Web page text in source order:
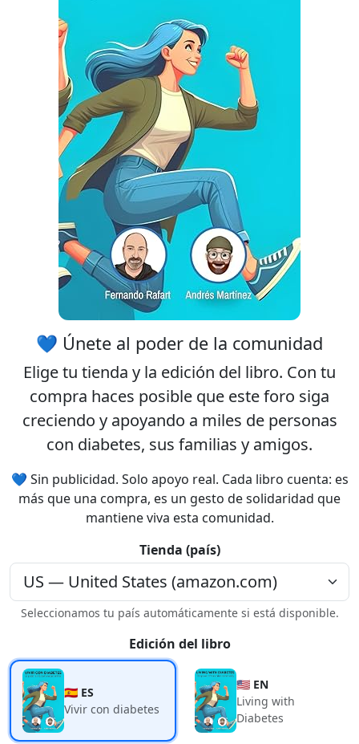
💙 Únete al poder de la comunidad
Elige tu tienda y la edición del libro. Con tu
compra haces posible que este foro siga
creciendo y apoyando a miles de personas
con diabetes, sus familias y amigos.
💙 Sin publicidad. Solo apoyo real. Cada libro cuenta: es
más que una compra, es un gesto de solidaridad que
mantiene viva esta comunidad.
Tienda (país)
Seleccionamos tu país automáticamente si está disponible.
Edición del libro
🇪🇸 ES
Vivir con diabetes
🇺🇸 EN
Living with
Diabetes